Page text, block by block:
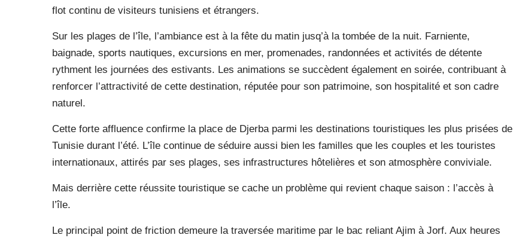
flot continu de visiteurs tunisiens et étrangers.
Sur les plages de l’île, l’ambiance est à la fête du matin jusq’à la tombée de la nuit. Farniente,
baignade, sports nautiques, excursions en mer, promenades, randonnées et activités de détente
rythment les journées des estivants. Les animations se succèdent également en soirée, contribuant à
renforcer l’attractivité de cette destination, réputée pour son patrimoine, son hospitalité et son cadre
naturel.
Cette forte affluence confirme la place de Djerba parmi les destinations touristiques les plus prisées de
Tunisie durant l’été. L’île continue de séduire aussi bien les familles que les couples et les touristes
internationaux, attirés par ses plages, ses infrastructures hôtelières et son atmosphère conviviale.
Mais derrière cette réussite touristique se cache un problème qui revient chaque saison : l’accès à
l’île.
Le principal point de friction demeure la traversée maritime par le bac reliant Ajim à Jorf. Aux heures